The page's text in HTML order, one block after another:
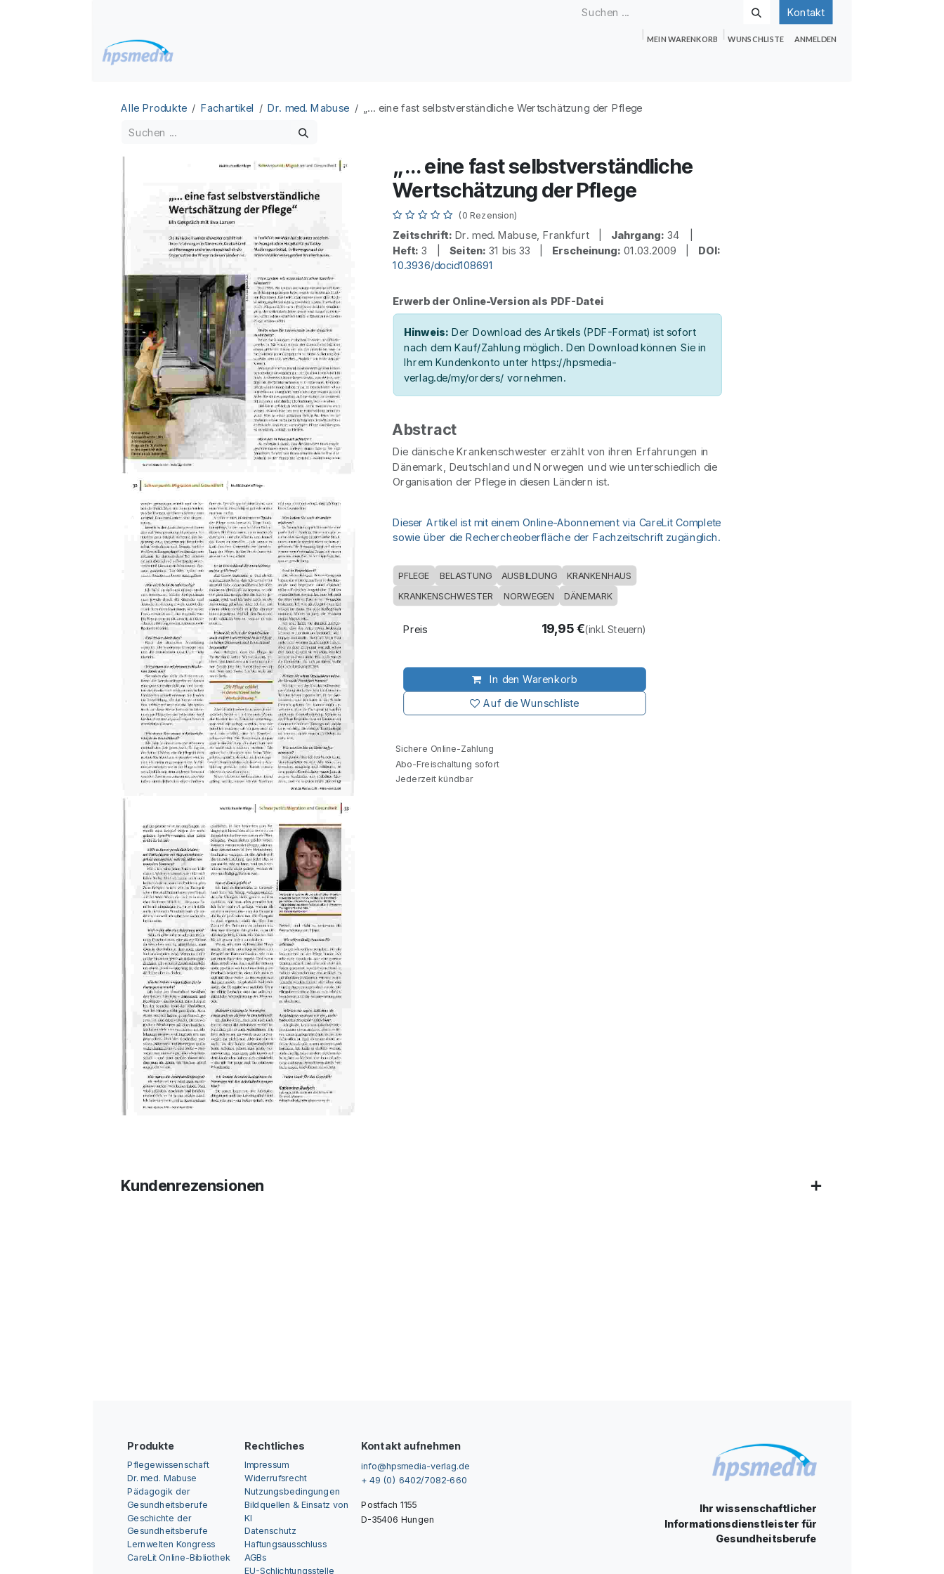
Kontakt
MEIN WARENKORB WUNSCHLISTE ANMELDEN
Alle Produkte Fachartikel Dr. med. Mabuse „... eine fast selbstverständliche Wertschätzung der Pflege
„... eine fast selbstverständliche
Wertschätzung der Pflege
(0 Rezension)
Zeitschrift: Dr. med. Mabuse, Frankfurt | Jahrgang: 34 |
Heft: 3 | Seiten: 31 bis 33 | Erscheinung: 01.03.2009 | DOI:
10.3936/docid108691
Erwerb der Online-Version als PDF-Datei
Hinweis: Der Download des Artikels (PDF-Format) ist sofort
nach dem Kauf/Zahlung möglich. Den Download können Sie in
Ihrem Kundenkonto unter https://hpsmedia-
verlag.de/my/orders/ vornehmen.
Abstract
Die dänische Krankenschwester erzählt von ihren Erfahrungen in
Dänemark, Deutschland und Norwegen und wie unterschiedlich die
Organisation der Pflege in diesen Ländern ist.
Dieser Artikel ist mit einem Online-Abonnement via CareLit Complete
sowie über die Rechercheoberfläche der Fachzeitschrift zugänglich.
PFLEGE BELASTUNG AUSBILDUNG KRANKENHAUS
KRANKENSCHWESTER NORWEGEN DÄNEMARK
In den Warenkorb
Auf die Wunschliste
Preis 19,95€(inkl. Steuern)
Sichere Online-Zahlung
Abo-Freischaltung sofort
Jederzeit kündbar
Kundenrezensionen
Produkte
Pflegewissenschaft
Dr. med. Mabuse
Pädagogik der
Gesundheitsberufe
Geschichte der
Gesundheitsberufe
Lernwelten Kongress
CareLit Online-Bibliothek
Rechtliches
Impressum
Widerrufsrecht
Nutzungsbedingungen
Bildquellen & Einsatz von
KI
Datenschutz
Haftungsausschluss
AGBs
EU-Schlichtungsstelle
Kontakt aufnehmen
info@hpsmedia-verlag.de
+ 49 (0) 6402/7082-660
Postfach 1155
D-35406 Hungen
Ihr wissenschaftlicher
Informationsdienstleister für
Gesundheitsberufe